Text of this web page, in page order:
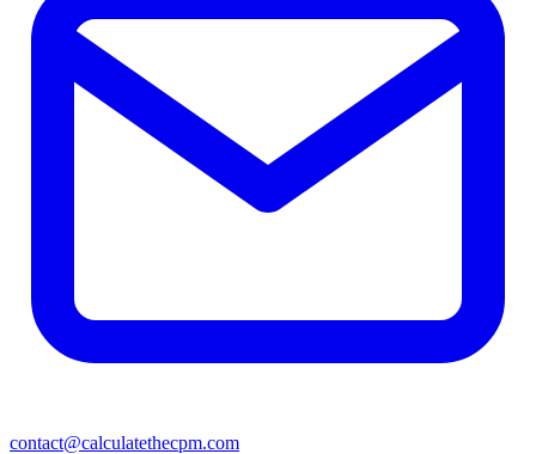
contact@calculatethecpm.com